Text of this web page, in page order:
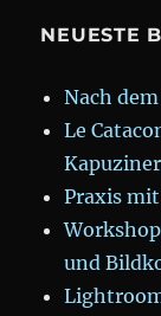
NEUESTE
Nach
Le
Praxis
und